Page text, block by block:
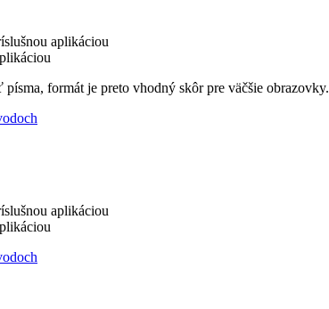
aplikáciou
formát je preto vhodný skôr pre väčšie obrazovky.
aplikáciou